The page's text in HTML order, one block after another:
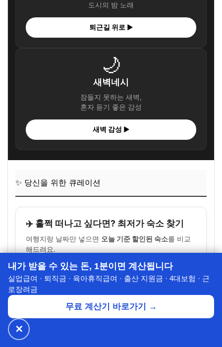
도시의 밤 노래
퇴근길 위로 ▶
🌙
새벽네시
잠들지 못하는 새벽,
혼자 듣기 좋은 감성
새벽 감성 ▶
✨ 당신을 위한 큐레이션
✈️ 훌쩍 떠나고 싶다면? 최저가 숙소 찾기
여행지랑 날짜만 넣으면 오늘 기준 할인된 숙소를 비교
해드려요.
💸 OTT·유튜브·AI 반값 구독
넷플릭스, 유튜브 프리미엄, 챗GPT
내가 받을 수 있는 돈, 1분이면 계산됩니다
실업급여 · 퇴직금 · 육아휴직급여 · 출산 지원금 · 4대보험 · 근
로장려금
무료 계산기 바로가기 →
✕
🔥 넷플릭스·디즈니+
⭐ 7년의 신뢰